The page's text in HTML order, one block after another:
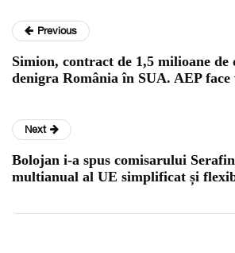
Previous
Simion, contract de 1,5 milioane
denigra România în SUA. AEP
Next
Bolojan i-a spus comisarului
multianual al UE simplificat și